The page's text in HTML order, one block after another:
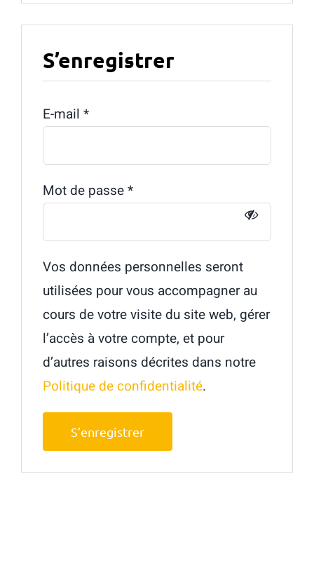
S’enregistrer
E-mail *Obligatoire
Mot de passe*Obligatoire
Vos données personnelles seront
utilisées pour vous accompagner au
cours de votre visite du site web, gérer
l’accès à votre compte, et pour
d’autres raisons décrites dans notre
Politique de confidentialité.
S’enregistrer